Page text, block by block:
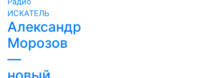
Александр
Морозов
—